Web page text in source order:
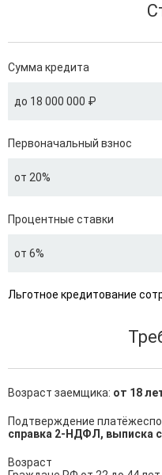
Сумма кредита
до 18 000 000 ₽
Первоначальный взнос
от 20%
Процентные ставки
от 6%
Льготное кредитование
Возраст заемщика: от 18
Подтверждение
справка 2-НДФЛ, выписка
Возраст